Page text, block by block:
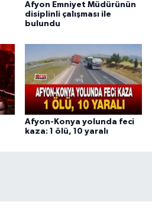
Afyon Emniyet Müdürünün
disiplinli çalışması ile
bulundu
Afyon-Konya yolunda feci
kaza: 1 ölü, 10 yaralı